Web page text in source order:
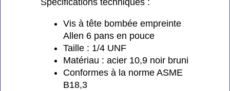
Vis à tête bombée empreinte
Allen 6 pans en pouce
Taille : 1/4 UNF
Matériau : acier 10,9 noir bruni
Conformes à la norme ASME
B18,3